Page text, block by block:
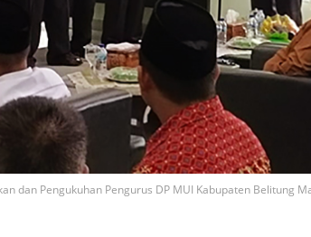
dan Pengukuhan Pengurus DP MUI Kabupaten Belitung